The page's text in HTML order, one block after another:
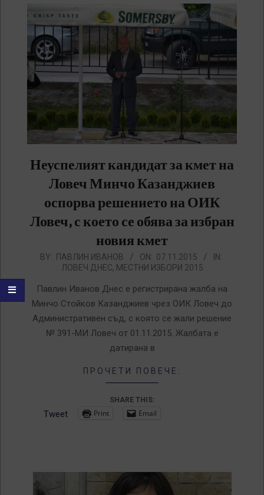
Неуспелият кандидат за кмет на
Ловеч Минчо Казанджиев
оспорва решението на ОИК
Ловеч, с което се обява за избран
новия кмет
2015-
BY: ПАВЛИН ИВАНОВ ON: 07.11.2015
IN:
ЛОВЕЧ ДНЕС, МЕСТНИ ИЗБОРИ 2015
Павлин Иванов Днес е регистрирана жалба на
Минчо Стойков Казанджиев чрез ОИК Ловеч до
Административен съд, с която се жали решение
№ 391-МИ Ловеч от 01.11.2015. Жалбата е
датирана в
ПРОЧЕТИ ПОВЕЧЕ:
SHARE THIS:
Tweet Print Email